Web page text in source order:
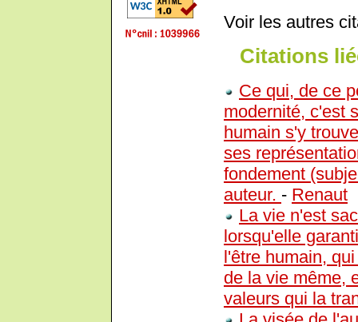
Voir les autres
Citations
Ce qui, de ce
modernité, c'est
humain s'y
ses
fondement
auteur. - Renaut
La vie n'est
lorsqu'elle
l'être humain,
de la vie même,
valeurs qui la